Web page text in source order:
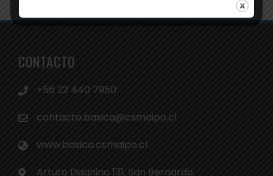
CONTACTO
+56 22 440 7950
contacto.basica@csmaipo.cl
www.basica.csmaipo.cl
Arturo Dagnino 131, San Bernardo